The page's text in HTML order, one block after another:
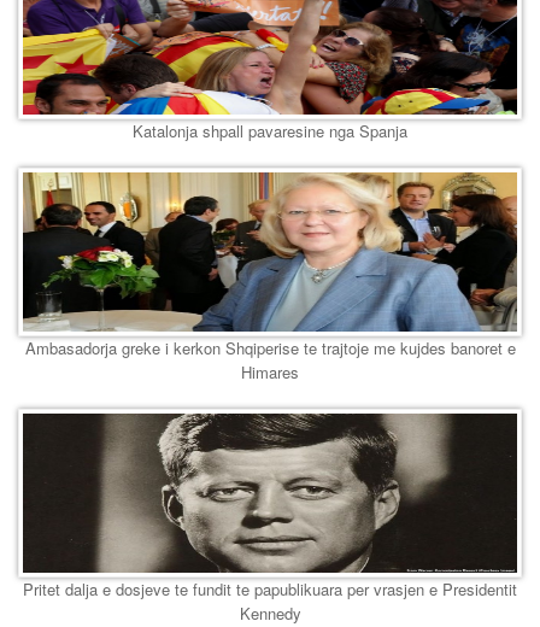
Katalonja shpall pavaresine nga Spanja
Ambasadorja greke i kerkon Shqiperise te trajtoje me kujdes banoret e
Himares
Pritet dalja e dosjeve te fundit te papublikuara per vrasjen e Presidentit
Kennedy